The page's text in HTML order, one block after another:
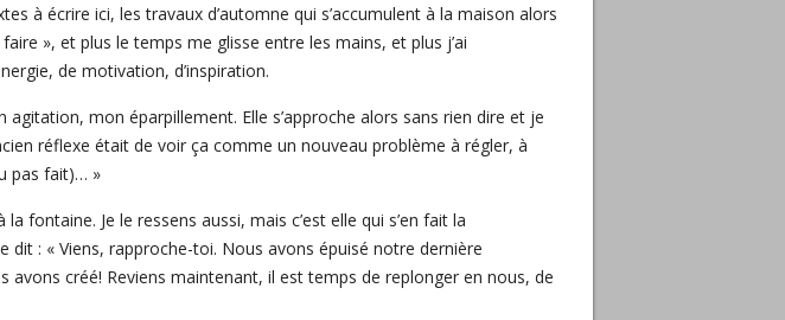
à écrire ici, les travaux d’automne qui s’accumulent à la maison alors
», et plus le temps me glisse entre les mains, et plus j’ai
de motivation, d’inspiration.
mon éparpillement. Elle s’approche alors sans rien dire et je
réflexe était de voir ça comme un nouveau problème à régler, à
pas fait)… »
fontaine. Je le ressens aussi, mais c’est elle qui s’en fait la
dit : « Viens, rapproche-toi. Nous avons épuisé notre dernière
créé! Reviens maintenant, il est temps de replonger en nous, de